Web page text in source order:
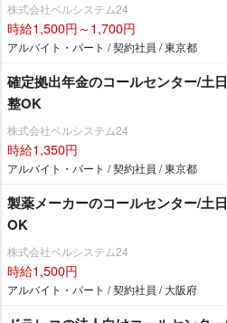
株式会社ベルシステム24
時給1,500円～1,700円
アルバイト・パート / 契約社員 / 東京都
確定拠出年金のコールセンター/土
整OK
株式会社ベルシステム24
時給1,350円
アルバイト・パート / 契約社員 / 東京都
製薬メーカーのコールセンター/土
OK
株式会社ベルシステム24
時給1,500円
アルバイト・パート / 契約社員 / 大阪府